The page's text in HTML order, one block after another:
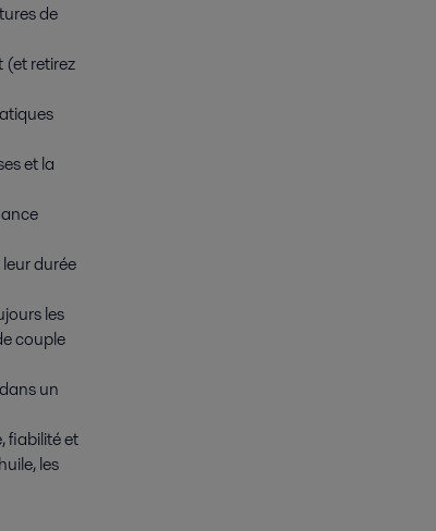
de
(et retirez
et la
durée
les
couple
un
fiabilité et
les